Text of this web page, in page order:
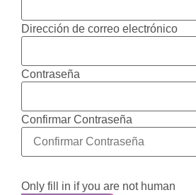
Dirección de correo electrónico
Contraseña
Confirmar Contraseña
Only fill in if you are not human